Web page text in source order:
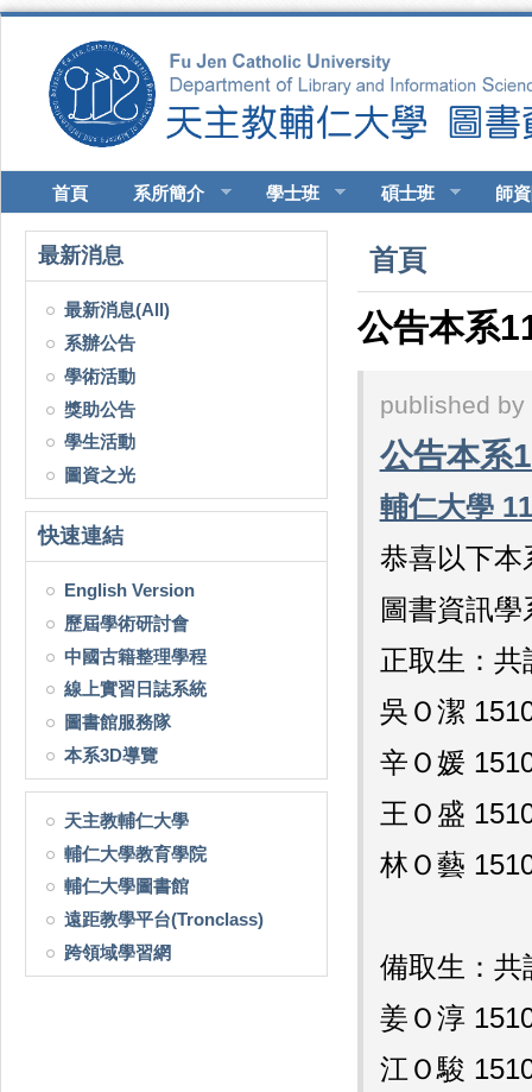
首頁 系所簡介 學士班 碩士班 師
最新消息
最新消息(All)
系辦公告
學術活動
獎助公告
學生活動
圖資之光
快速連結
English Version
歷屆學術研討會
中國古籍整理學程
線上實習日誌系統
圖書館服務隊
本系3D導覽
天主教輔仁大學
輔仁大學教育學院
輔仁大學圖書館
遠距教學平台(Tronclass)
跨領域學習網
您在這裡
首頁
公告本系
published by
公告本系
輔仁大學
恭喜以下本
圖書資訊
正取生：共
吳Ｏ潔
辛Ｏ媛
王Ｏ盛
林Ｏ藝
備取生：共
姜Ｏ淳
江Ｏ駿